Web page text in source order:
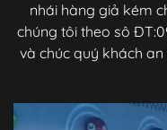
nhái hàng giả kém
chúng tôi theo sô
và chúc quý khách